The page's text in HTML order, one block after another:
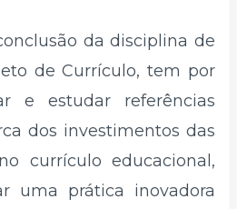
da disciplina de
de Currículo, tem por
e estudar referências
dos investimentos das
currículo educacional,
uma prática inovadora